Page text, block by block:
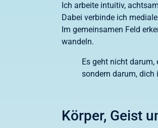
Ich arbeite intuitiv,
Dabei verbinde ich
Im gemeinsamen Feld
wandeln.
Es geht nicht darum,
sondern darum, dich
Körper, Geist